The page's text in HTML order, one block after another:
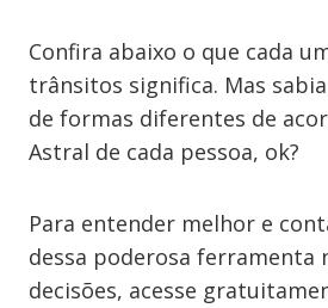
Confira abaixo o que cada
trânsitos significa. Mas
de formas diferentes de
Astral de cada pessoa, ok?
Para entender melhor e
dessa poderosa ferramenta
decisões, acesse